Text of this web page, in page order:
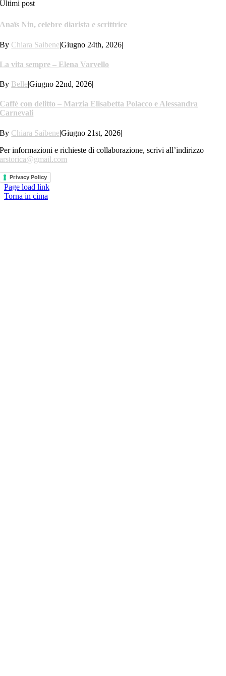
Ultimi post
Anaïs Nin, celebre diarista e scrittrice
By Chiara Saibene|Giugno 24th, 2026|
La vita sempre – Elena Varvello
By Belle|Giugno 22nd, 2026|
Caffè con delitto – Marzia Elisabetta Polacco e Alessandra
Carnevali
By Chiara Saibene|Giugno 21st, 2026|
Per informazioni e richieste di collaborazione, scrivi all’indirizzo
arstorica@gmail.com
Privacy Policy
Page load link
Torna in cima